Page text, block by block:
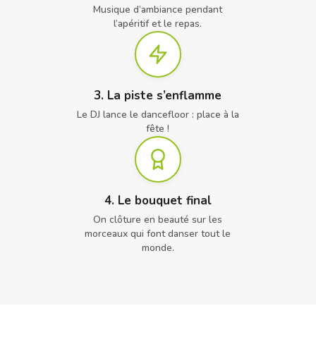
Musique d’ambiance pendant
l’apéritif et le repas.
3. La piste s’enflamme
Le DJ lance le dancefloor : place à la
fête !
4. Le bouquet final
On clôture en beauté sur les
morceaux qui font danser tout le
monde.